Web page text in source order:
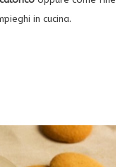
in cucina.